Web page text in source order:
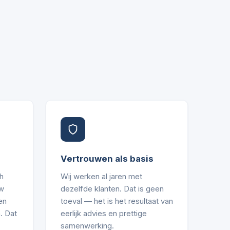
Dat
Vertrouwen als basis
Wij werken al jaren met
dezelfde klanten. Dat is geen
toeval — het is het resultaat van
eerlijk advies en prettige
samenwerking.